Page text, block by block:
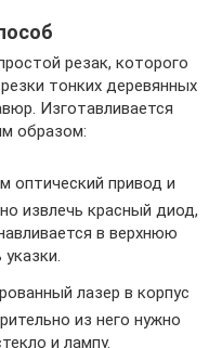
резак, которого
тонких деревянных
Изготавливается
образом:
оптический привод и
извлечь красный диод,
в верхнюю
указки.
лазер в корпус
из него нужно
и лампу.